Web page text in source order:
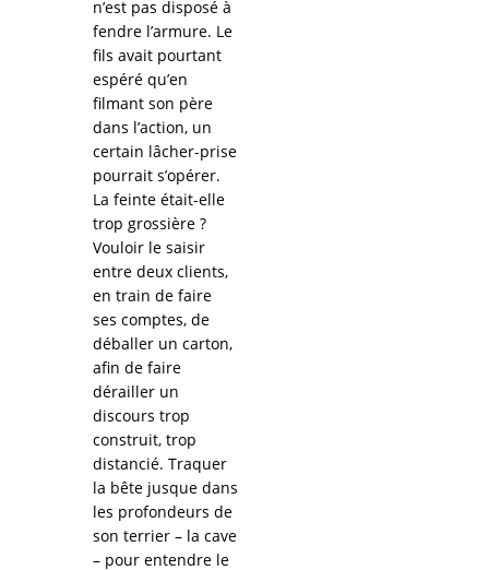
n’est pas disposé à
fendre l’armure. Le
fils avait pourtant
espéré qu’en
filmant son père
dans l’action, un
certain lâcher-prise
pourrait s’opérer.
La feinte était-elle
trop grossière ?
Vouloir le saisir
entre deux clients,
en train de faire
ses comptes, de
déballer un carton,
afin de faire
dérailler un
discours trop
construit, trop
distancié. Traquer
la bête jusque dans
les profondeurs de
son terrier – la cave
– pour entendre le